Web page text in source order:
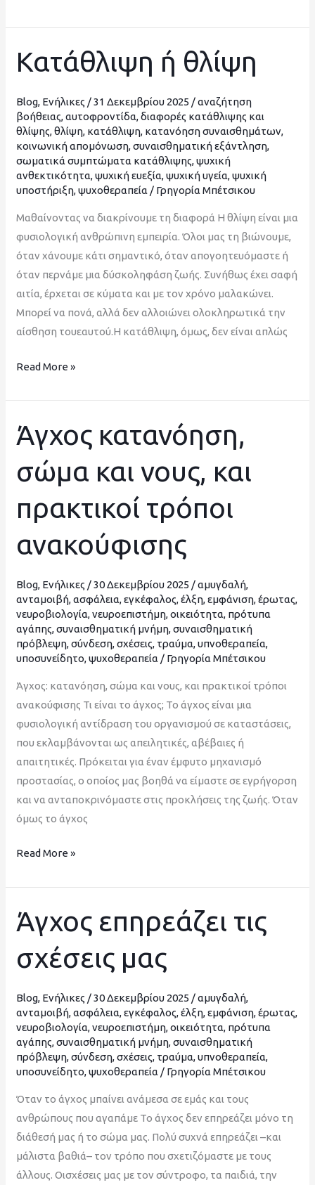
Κατάθλιψη ή θλίψη
Blog, Ενήλικες /31 Δεκεμβρίου 2025 /αναζήτηση
βοήθειας,αυτοφροντίδα,διαφορές κατάθλιψης και
θλίψης,θλίψη, κατάθλιψη, κατανόηση συναισθημάτων,
κοινωνική απομόνωση,συναισθηματική εξάντληση,
σωματικά συμπτώματα κατάθλιψης,ψυχική
ανθεκτικότητα,ψυχική ευεξία,ψυχική υγεία,ψυχική
υποστήριξη,ψυχοθεραπεία / Γρηγορία Μπέτσικου
Μαθαίνοντας να διακρίνουμε τη διαφορά Η θλίψη είναι μια
φυσιολογική ανθρώπινη εμπειρία. Όλοι μας τη βιώνουμε,
όταν χάνουμε κάτι σημαντικό, όταν απογοητευόμαστε ή
όταν περνάμε μια δύσκοληφάση ζωής. Συνήθως έχει σαφή
αιτία, έρχεται σε κύματα και με τον χρόνο μαλακώνει.
Μπορεί να πονά, αλλά δεν αλλοιώνει ολοκληρωτικά την
αίσθηση τουεαυτού.Η κατάθλιψη, όμως, δεν είναι απλώς
Κατάθλιψη
ή
Read More »
Άγχος κατανόηση,
σώμα και νους, και
πρακτικοί τρόποι
ανακούφισης
Blog, Ενήλικες /30 Δεκεμβρίου 2025 /αμυγδαλή,
ανταμοιβή,ασφάλεια,εγκέφαλος,έλξη,εμφάνιση,έρωτας,
νευροβιολογία,νευροεπιστήμη,οικειότητα, πρότυπα
αγάπης,συναισθηματική μνήμη,συναισθηματική
πρόβλεψη,σύνδεση,σχέσεις, τραύμα,υπνοθεραπεία,
υποσυνείδητο,ψυχοθεραπεία / Γρηγορία Μπέτσικου
Άγχος: κατανόηση, σώμα και νους, και πρακτικοί τρόποι
ανακούφισης Τι είναι το άγχος; Το άγχος είναι μια
φυσιολογική αντίδραση του οργανισμού σε καταστάσεις,
που εκλαμβάνονται ως απειλητικές, αβέβαιες ή
απαιτητικές. Πρόκειται για έναν έμφυτο μηχανισμό
προστασίας, ο οποίος μας βοηθά να είμαστε σε εγρήγορση
και να ανταποκρινόμαστε στις προκλήσεις της ζωής. Όταν
όμως το άγχος
Άγχος
κατανόηση,
σώμα
και
νους,
και
πρακτικοί
τρόποι
ανακούφισης
Read More »
Άγχος επηρεάζει τις
σχέσεις μας
Blog, Ενήλικες /30 Δεκεμβρίου 2025 /αμυγδαλή,
ανταμοιβή,ασφάλεια,εγκέφαλος,έλξη,εμφάνιση,έρωτας,
νευροβιολογία,νευροεπιστήμη,οικειότητα, πρότυπα
αγάπης,συναισθηματική μνήμη,συναισθηματική
πρόβλεψη,σύνδεση,σχέσεις, τραύμα,υπνοθεραπεία,
υποσυνείδητο,ψυχοθεραπεία / Γρηγορία Μπέτσικου
Όταν το άγχος μπαίνει ανάμεσα σε εμάς και τους
ανθρώπους που αγαπάμε Το άγχος δεν επηρεάζει μόνο τη
διάθεσή μας ή το σώμα μας. Πολύ συχνά επηρεάζει –και
μάλιστα βαθιά– τον τρόπο που σχετιζόμαστε με τους
άλλους. Οισχέσεις μας με τον σύντροφο, τα παιδιά, την
Άγχος
επηρεάζει
σχέσεις